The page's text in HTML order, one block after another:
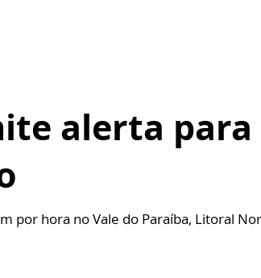
alerta
por hora no Vale do Paraíba, Litoral